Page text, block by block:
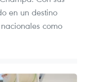
en un destino
como